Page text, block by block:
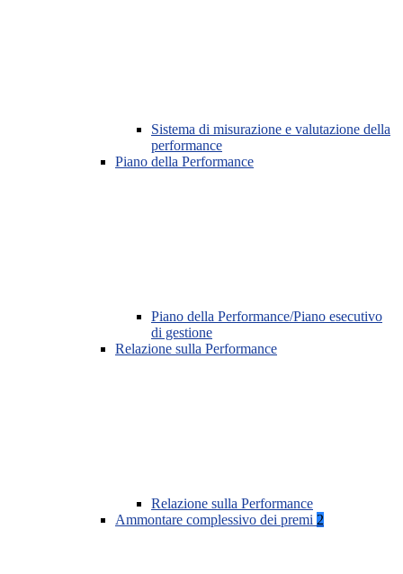
Sistema di misurazione e valutazione della
performance
Piano della Performance
Piano della Performance/Piano esecutivo
di gestione
Relazione sulla Performance
Relazione sulla Performance
Ammontare complessivo dei premi 2